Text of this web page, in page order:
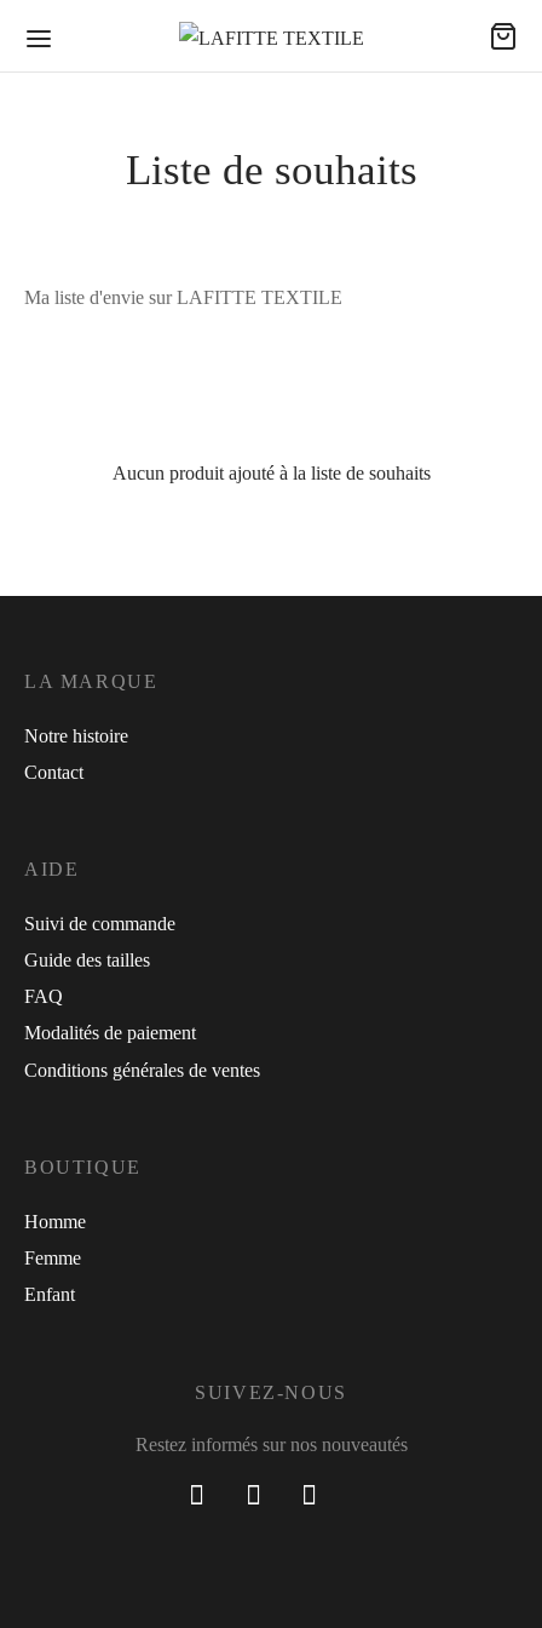
Liste de souhaits
Ma liste d'envie sur LAFITTE TEXTILE
Aucun produit ajouté à la liste de souhaits
LA MARQUE
Notre histoire
Contact
AIDE
Suivi de commande
Guide des tailles
FAQ
Modalités de paiement
Conditions générales de ventes
BOUTIQUE
Homme
Femme
Enfant
SUIVEZ-NOUS
Restez informés sur nos nouveautés